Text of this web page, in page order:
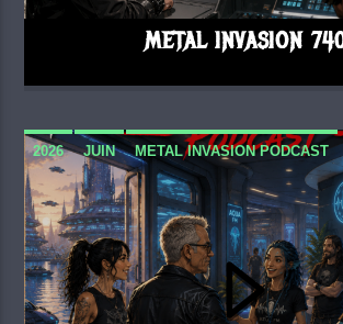
METAL INVASION
2026 JUIN METAL INVASION PODCAST